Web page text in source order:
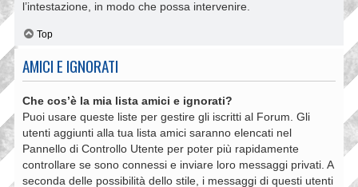
l’intestazione, in modo che possa intervenire.
Top
AMICI E IGNORATI
Che cos’è la mia lista amici e ignorati?
Puoi usare queste liste per gestire gli iscritti al Forum. Gli
utenti aggiunti alla tua lista amici saranno elencati nel
Pannello di Controllo Utente per poter più rapidamente
controllare se sono connessi e inviare loro messaggi privati. A
seconda delle possibilità dello stile, i messaggi di questi utenti